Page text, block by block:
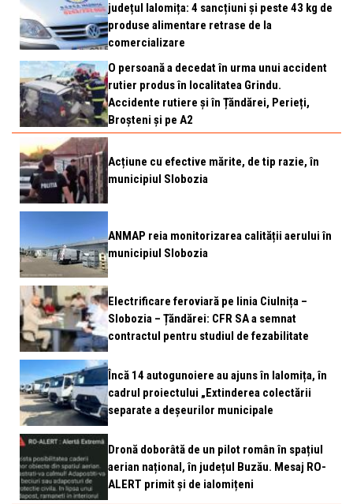
județul Ialomița: 4 sancțiuni și peste 43 kg de
produse alimentare retrase de la
comercializare
O persoană a decedat în urma unui accident
rutier produs în localitatea Grindu.
Accidente rutiere și în Țăndărei, Perieți,
Broșteni și pe A2
Acțiune cu efective mărite, de tip razie, în
municipiul Slobozia
ANMAP reia monitorizarea calității aerului în
municipiul Slobozia
Electrificare feroviară pe linia Ciulnița –
Slobozia – Țăndărei: CFR SA a semnat
contractul pentru studiul de fezabilitate
Încă 14 autogunoiere au ajuns în Ialomița, în
cadrul proiectului „Extinderea colectării
separate a deșeurilor municipale
Dronă doborâtă de un pilot român în spațiul
aerian național, în județul Buzău. Mesaj RO-
ALERT primit și de ialomițeni